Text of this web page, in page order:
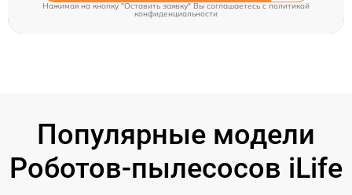
Нажимая на кнопку "Оставить заявку" Вы соглашаетесь c политикой
конфиденциальности
Популярные модели
Роботов-пылесосов iLife